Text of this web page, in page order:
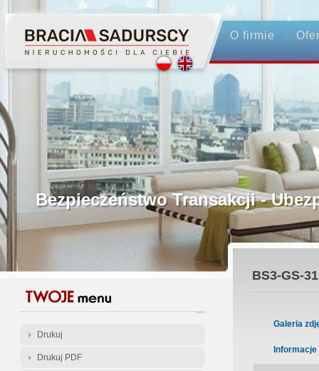
O firmie
Profesjonalne Pośrednictwo
Bezpieczeństwo Transakcji -
Licencjonowani Pośrednicy
Gwarancja Zwrotu Zadatku
Gratis - Przedwstępna Umowa
Drukuj
Drukuj PDF
BS3-GS-
Galeria
Informacje